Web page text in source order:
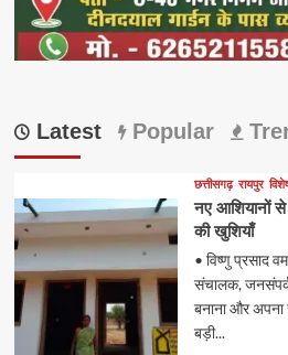
Latest Popular
छत्तीसगढ़ रायपुर
नए आशियानों से
की खुशियाँ
• विष्णु प्रसाद
संचालक,
बनाना और अपना
बड़ी...